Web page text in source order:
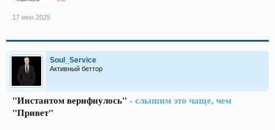
17 июн 2025
Soul_Service
Активный беттор
"Инстантом верифнулось" - слышим это чаще, чем
"Привет"